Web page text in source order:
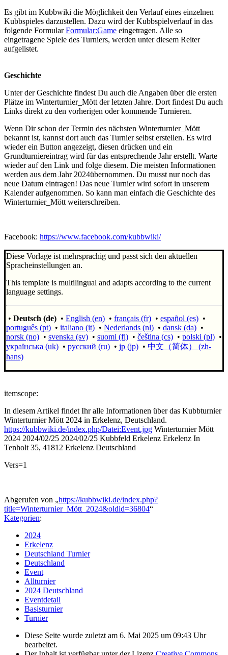
Es gibt im Kubbwiki die Möglichkeit den Verlauf eines einzelnen
Kubbspieles darzustellen. Dazu wird der Kubbspielverlauf in das
folgende FormularFormular:Game eingetragen. Alle so
eingetragene Spiele des Turniers, werden unter diesem Reiter
aufgelistet.
Geschichte
Unter der Geschichte findest Du auch die Angaben über die ersten
Plätze im Winterturnier_Mött der letzten Jahre. Dort findest Du auch
Links direkt zu den vorherigen oder kommende Turnieren.
Wenn Dir schon der Termin des nächsten Winterturnier_Mött
bekannt ist, kannst dort auch das Turnier selbst erstellen. Es wird
wieder ein Button angezeigt, diesen drücken und ein
Grundturniereintrag wird für das entsprechende Jahr erstellt. Warte
wieder auf den Link und folge diesem. Die meisten Informationen
werden aus dem Jahr 2024übernommen. Du musst nur noch das
neue Datum eintragen! Das neue Turnier wird sofort in unserem
Kalender aufgenommen. So kann man einfach die Geschichte des
Winterturnier_Mött weiterschreiben.
Facebook: https://www.facebook.com/kubbwiki/
Diese Vorlage ist mehrsprachig und passt sich den aktuellen
Spracheinstellungen an.
This template is multilingual and adapts according to the current
language settings.
• Deutsch (de) • English (en) • français (fr) • español (es) •
português (pt) • italiano (it) • Nederlands (nl) • dansk (da) •
norsk (no) • svenska (sv) • suomi (fi) • čeština (cs) • polski (pl) •
українська (uk) • русский (ru) • jp (jp) • 中文（简体）‎ (zh-
hans)
itemscope:
In diesem Artikel findet Ihr alle Informationen über das Kubbturnier
Winterturnier Mött 2024 in Erkelenz, Deutschland.
https://kubbwiki.de/index.php/Datei:Event.jpg Winterturnier Mött
2024 2024/02/25 2024/02/25 Kubbfeld Erkelenz Erkelenz In
Tenholt 35, 41812 Erkelenz Deutschland
Vers=1
Abgerufen von „https://kubbwiki.de/index.php?
title=Winterturnier_Mött_2024&oldid=36804“
Kategorien:
2024
Erkelenz
Deutschland Turnier
Deutschland
Event
Allturnier
2024 Deutschland
Eventdetail
Basisturnier
Turnier
Diese Seite wurde zuletzt am 6. Mai 2025 um 09:43 Uhr
bearbeitet.